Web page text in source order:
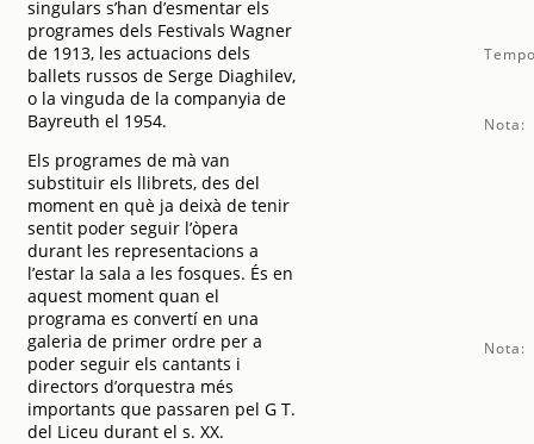
singulars s’han d’esmentar els
programes dels Festivals Wagner
de 1913, les actuacions dels
ballets russos de Serge Diaghilev,
o la vinguda de la companyia de
Bayreuth el 1954.
Els programes de mà van
substituir els llibrets, des del
moment en què ja deixà de tenir
sentit poder seguir l’òpera
durant les representacions a
l’estar la sala a les fosques. És en
aquest moment quan el
programa es convertí en una
galeria de primer ordre per a
poder seguir els cantants i
directors d’orquestra més
importants que passaren pel G T.
del Liceu durant el s. XX.
Nota:
Nota: